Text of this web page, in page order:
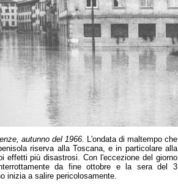
autunno del 1966. L'ondata di maltempo che
riserva alla Toscana, e in particolare alla
effetti più disastrosi. Con l'eccezione del giorno
da fine ottobre e la sera del 3
inizia a salire pericolosamente.